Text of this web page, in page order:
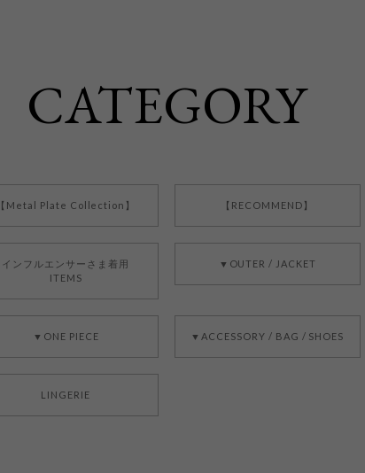
CATEGORY
【Metal Plate Collection】 【RECOMMEND】
インフルエンサーさま着用
ITEMS
▼OUTER / JACKET
▼ONE PIECE ▼ACCESSORY / BAG / SHOES
LINGERIE